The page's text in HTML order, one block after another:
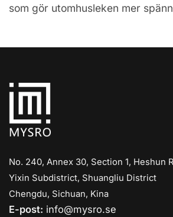
som gör utomhusleken mer
No. 240, Annex 30, Section 1, Heshun
Yixin Subdistrict, Shuangliu District
Chengdu, Sichuan, Kina
E-post: info@mysro.se